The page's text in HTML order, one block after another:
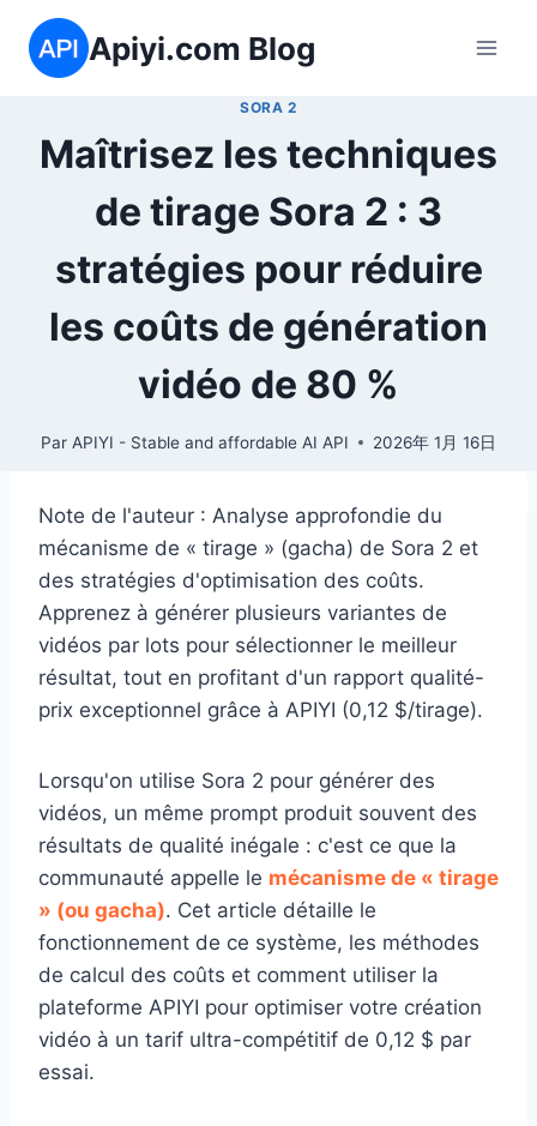
contenu
Apiyi.com Blog
SORA 2
Maîtrisez les techniques
de tirage Sora 2 : 3
stratégies pour réduire
les coûts de génération
vidéo de 80 %
Par APIYI - Stable and affordable AI API 2026年 1月 16日
Note de l'auteur : Analyse approfondie du
mécanisme de « tirage » (gacha) de Sora 2 et
des stratégies d'optimisation des coûts.
Apprenez à générer plusieurs variantes de
vidéos par lots pour sélectionner le meilleur
résultat, tout en profitant d'un rapport qualité-
prix exceptionnel grâce à APIYI (0,12 $/tirage).
Lorsqu'on utilise Sora 2 pour générer des
vidéos, un même prompt produit souvent des
résultats de qualité inégale : c'est ce que la
communauté appelle le mécanisme de « tirage
» (ou gacha). Cet article détaille le
fonctionnement de ce système, les méthodes
de calcul des coûts et comment utiliser la
plateforme APIYI pour optimiser votre création
vidéo à un tarif ultra-compétitif de 0,12 $ par
essai.